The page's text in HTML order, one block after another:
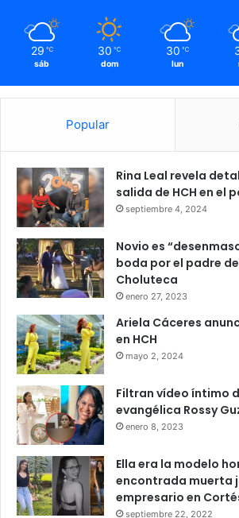
29 ℃
sáb
30 ℃
dom
30 ℃
lun
Popular
Rina Leal revela
salida de HCH en el
septiembre 4, 2024
Novio es
boda por el padre
Choluteca
enero 27, 2023
Ariela Cáceres
en HCH
mayo 2, 2024
Filtran vídeo íntimo
evangélica Rossy
enero 8, 2023
Ella era la modelo
encontrada muerta
empresario en
septiembre 22, 2022